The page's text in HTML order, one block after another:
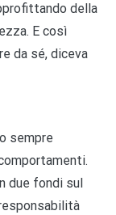
della
E così
da sé, diceva
sempre
due fondi sul